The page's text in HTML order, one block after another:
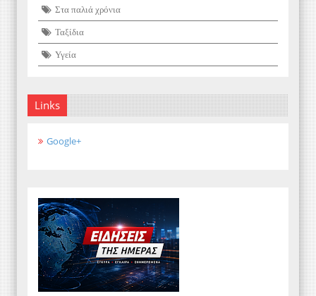
Στα παλιά χρόνια
Ταξίδια
Υγεία
Links
Google+